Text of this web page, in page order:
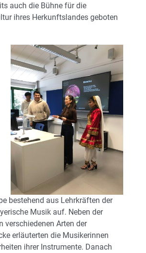
auch die Bühne für die
ihres Herkunftslandes geboten
bestehend aus Lehrkräften der
Musik auf. Neben der
verschiedenen Arten der
erläuterten die Musikerinnen
ihrer Instrumente. Danach